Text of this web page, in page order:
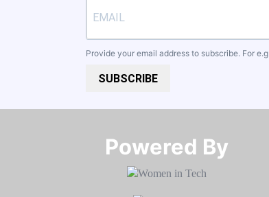
Provide your email address to subscribe. For e.g
SUBSCRIBE
Powered By​​​​​​​